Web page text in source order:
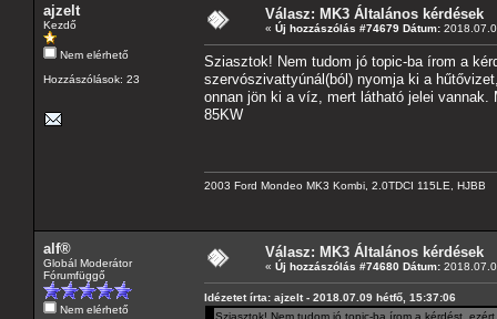
ajzelt
Kezdő
Nem elérhető
Hozzászólások: 23
Válasz: MK3 Általános kérdések
« Új hozzászólás #74679 Dátum:
Sziasztok! Nem tudom jó topic-ba írom a
szervószivattyúnál(ból) nyomja ki a
onnan jön ki a víz, mert látható jelei
85KW
2003 Ford Mondeo MK3 Kombi, 2.0TDCI 115LE, HJBB
alf®
Globál Moderátor
Fórumfüggő
Nem elérhető
Válasz: MK3 Általános kérdések
« Új hozzászólás #74680 Dátum:
Idézetet írta: ajzelt - 2018.07.09 hétfő, 15:37:06
Sziasztok! Nem tudom jó topic-ba írom a kérdést,